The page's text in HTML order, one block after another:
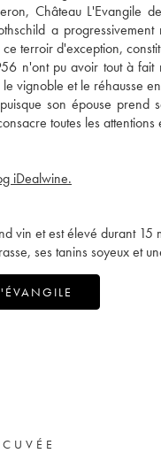
Château L'Evangile
a
terroir d'exception,
n'ont pu avoir tout à fait
vignoble et le réhausse
son épouse prend
toutes les attentions
iDealwine.
vin et est élevé durant
ses tanins soyeux et